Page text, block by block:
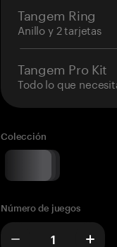
Tangem Ring
Anillo y 2 tarjetas
Tangem Pro Kit
Todo lo que
Colección
Número de juegos